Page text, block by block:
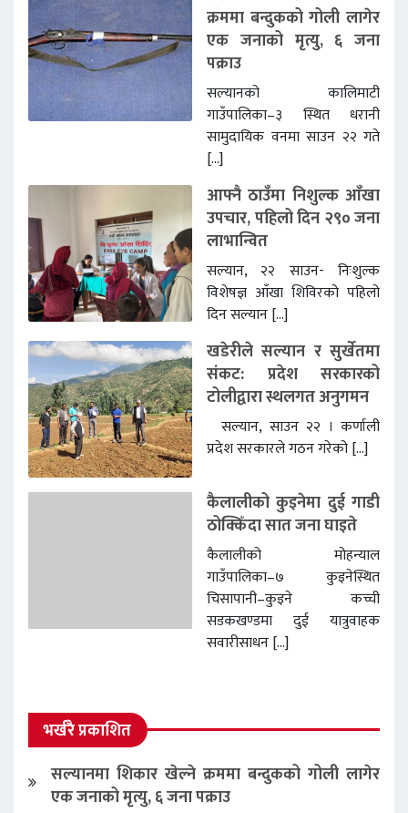
क्रममा बन्दुकको गोली लागेर
एक जनाको मृत्यु, ६ जना
पक्राउ
सल्यानको कालिमाटी
गाउँपालिका–३ स्थित धरानी
सामुदायिक वनमा साउन २२ गते
[…]
आफ्नै ठाउँमा निशुल्क आँखा
उपचार, पहिलो दिन २९० जना
लाभान्वित
सल्यान, २२ साउन- निःशुल्क
विशेषज्ञ आँखा शिविरको पहिलो
दिन सल्यान […]
खडेरीले सल्यान र सुर्खेतमा
संकट: प्रदेश सरकारको
टोलीद्वारा स्थलगत अनुगमन
सल्यान, साउन २२ । कर्णाली
प्रदेश सरकारले गठन गरेको […]
कैलालीको कुइनेमा दुई गाडी
ठोक्किँदा सात जना घाइते
कैलालीको मोहन्याल
गाउँपालिका–७ कुइनेस्थित
चिसापानी–कुइने कच्ची
सडकखण्डमा दुई यात्रुवाहक
सवारीसाधन […]
भर्खरै प्रकाशित
सल्यानमा शिकार खेल्ने क्रममा बन्दुकको गोली लागेर
एक जनाको मृत्यु, ६ जना पक्राउ